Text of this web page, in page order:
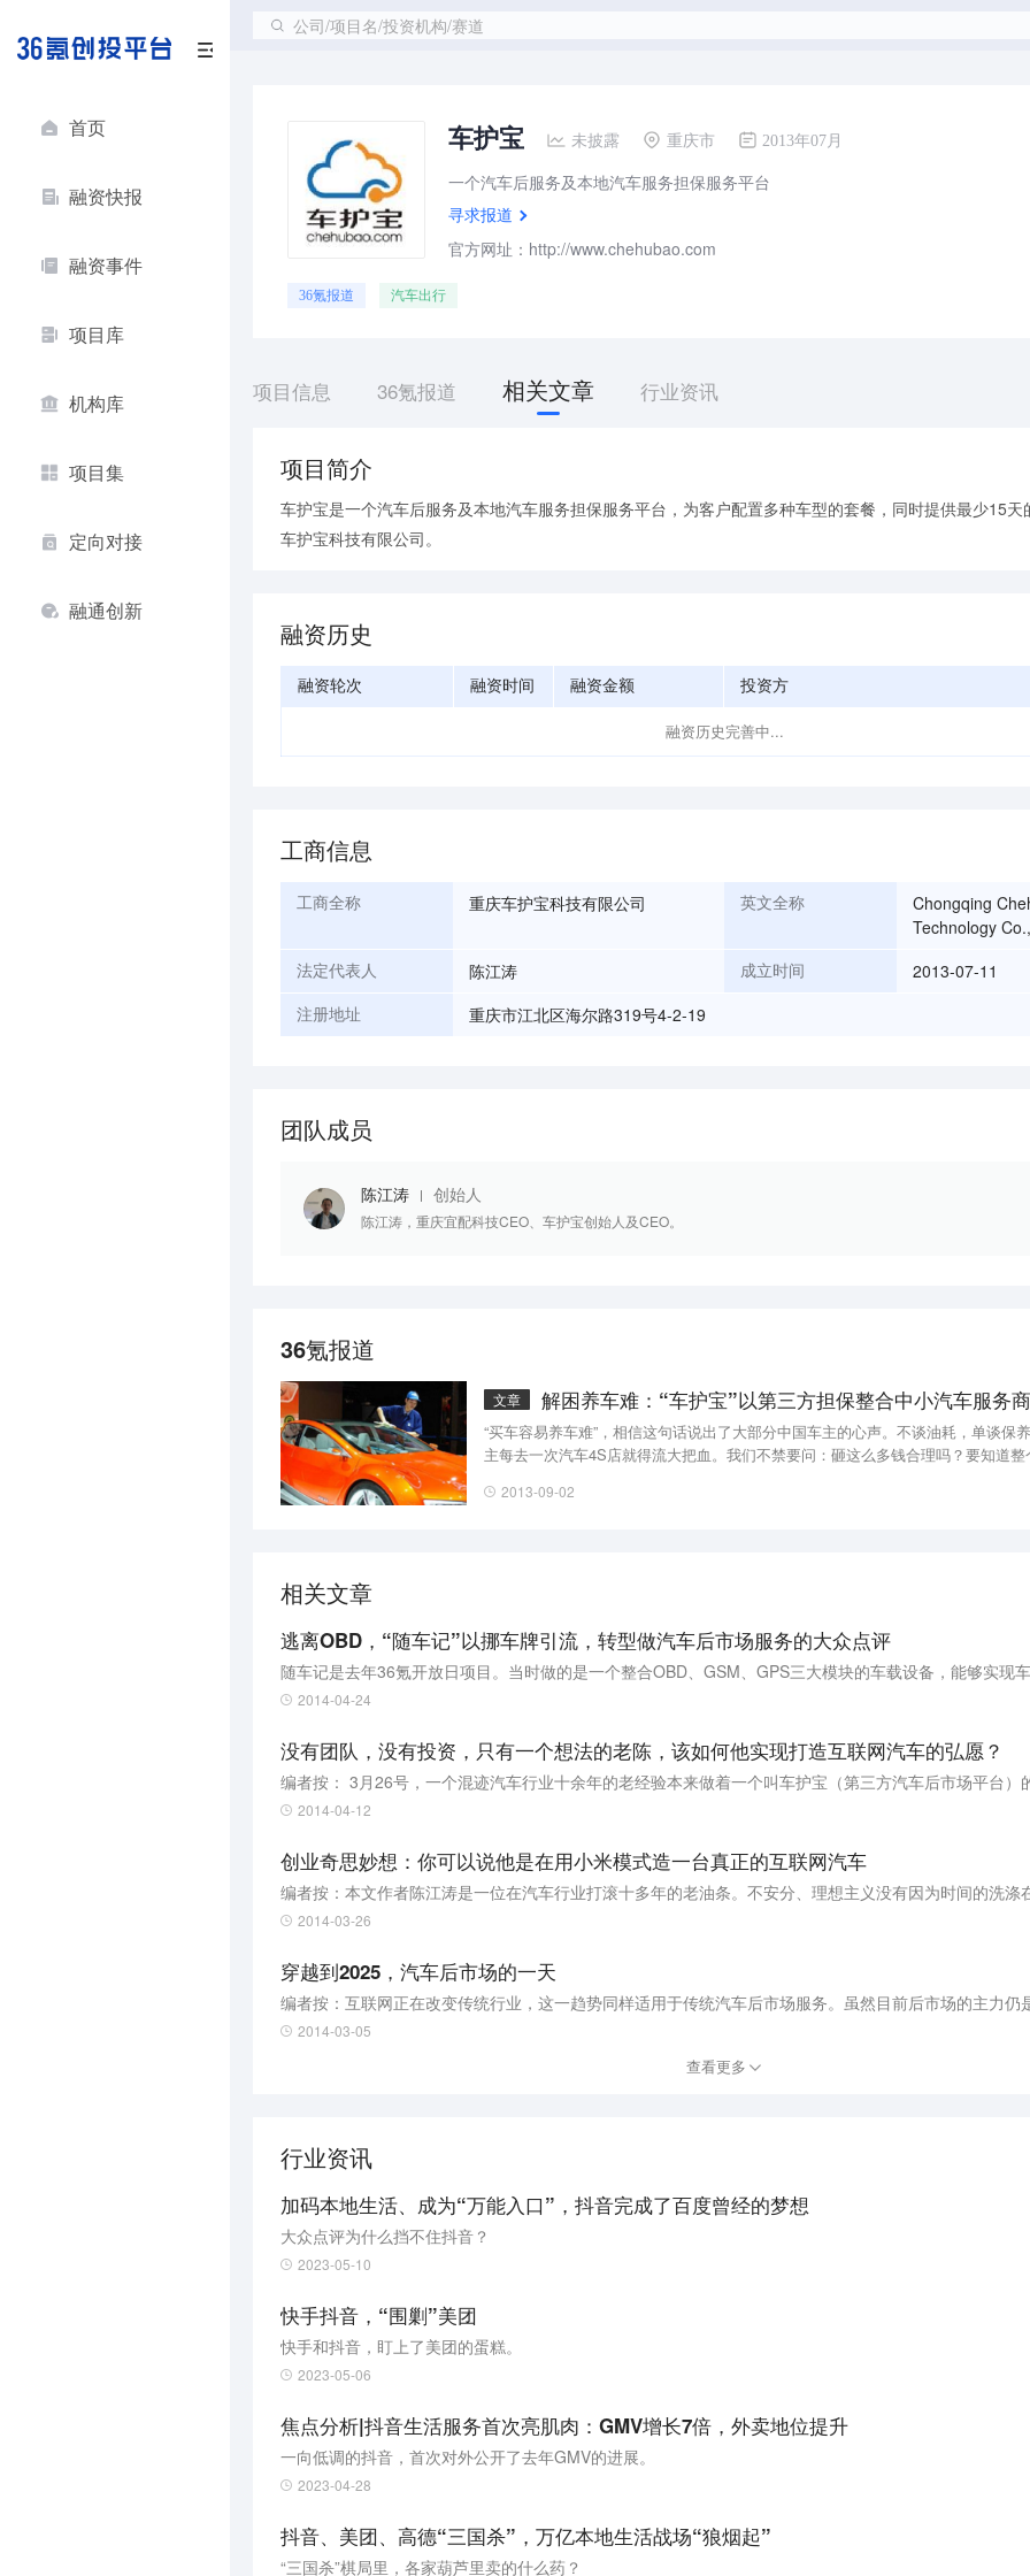
首页
融资快报
融资事件
项目库
机构库
项目集
定向对接
融通创新
公司/项目名/投资机构/赛道
车护宝 未披露 重庆市 2013年07月
一个汽车后服务及本地汽车服务担保服务平台
寻求报道
官方网址：http://www.chehubao.com
36氪报道 汽车出行
项目信息 36氪报道 相关文章 行业资讯
项目简介
车护宝是一个汽车后服务及本地汽车服务担保服务平台，为客户配置多种车型的套餐，同时提供最少15
车护宝科技有限公司。
融资历史
融资轮次 融资时间 融资金额 投资方
融资历史完善中...
工商信息
工商全称 重庆车护宝科技有限公司 英文全称
Chongqing
Technology
法定代表人 陈江涛 成立时间 2013-07-11
注册地址 重庆市江北区海尔路319号4-2-19
团队成员
陈江涛 创始人
陈江涛，重庆宜配科技CEO、车护宝创始人及CEO。
36氪报道
文章 解困养车难：“车护宝”以第三方担保整合中小汽车服务
“买车容易养车难”，相信这句话说出了大部分中国车主的心声。不谈油耗，单谈保
主每去一次汽车4S店就得流大把血。我们不禁要问：砸这么多钱合理吗？要知道
2013-09-02
相关文章
逃离OBD，“随车记”以挪车牌引流，转型做汽车后市场服务的大众点评
2014-04-24
没有团队，没有投资，只有一个想法的老陈，该如何他实现打造互联网汽车的弘愿？
2014-04-12
创业奇思妙想：你可以说他是在用小米模式造一台真正的互联网汽车
2014-03-26
穿越到2025，汽车后市场的一天
2014-03-05
查看更多
行业资讯
加码本地生活、成为“万能入口”，抖音完成了百度曾经的梦想
大众点评为什么挡不住抖音？
2023-05-10
快手抖音，“围剿”美团
快手和抖音，盯上了美团的蛋糕。
2023-05-06
焦点分析|抖音生活服务首次亮肌肉：GMV增长7倍，外卖地位提升
一向低调的抖音，首次对外公开了去年GMV的进展。
2023-04-28
抖音、美团、高德“三国杀”，万亿本地生活战场“狼烟起”
“三国杀”棋局里，各家葫芦里卖的什么药？